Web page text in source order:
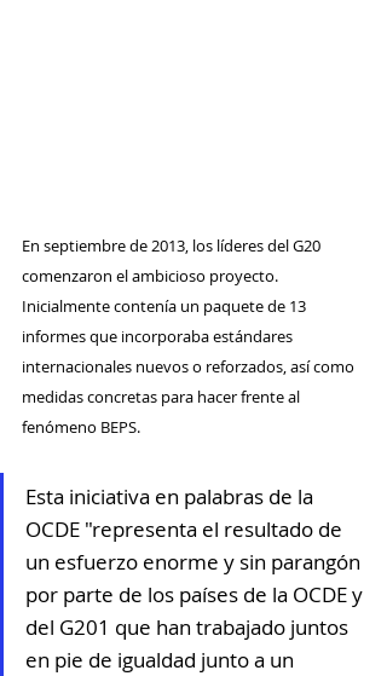
En septiembre de 2013, los líderes del G20
comenzaron el ambicioso proyecto.
Inicialmente contenía un paquete de 13
informes que incorporaba estándares
internacionales nuevos o reforzados, así como
medidas concretas para hacer frente al
fenómeno BEPS.
Esta iniciativa en palabras de la
OCDE "representa el resultado de
un esfuerzo enorme y sin parangón
por parte de los países de la OCDE y
del G201 que han trabajado juntos
en pie de igualdad junto a un